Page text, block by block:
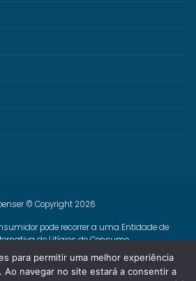
© Copyright 2026
pode recorrer a uma Entidade de
de Litígios de Consumo.
de Conflitos de Consumo de Lisboa
Mais informações em Portal do
www.consumidor.pt
para permitir uma melhor experiência
Ao navegar no site estará a consentir a